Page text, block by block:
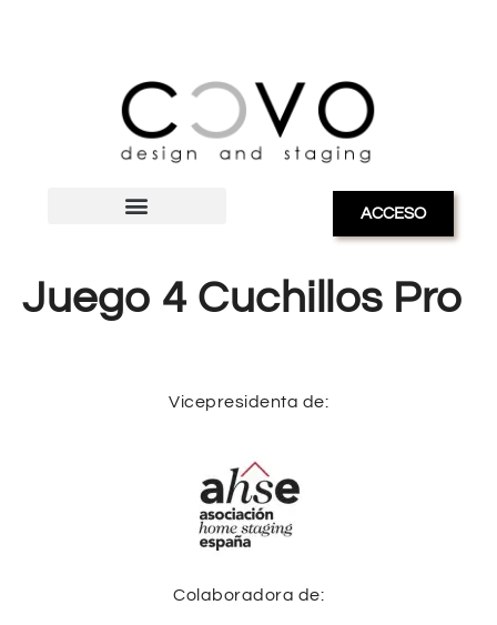
ACCESO
Juego 4 Cuchillos Pro
Vicepresidenta de:
Colaboradora de: